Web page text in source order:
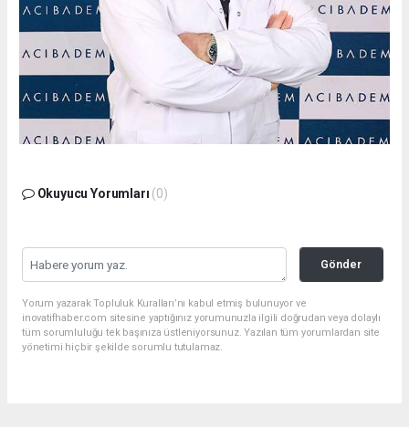
Okuyucu Yorumları (0)
Gönder
Yorum yazarak Topluluk Kuralları’nı kabul etmiş bulunuyor ve
inovatifhaber.com sitesine yaptığınız yorumunuzla ilgili doğrudan veya dolaylı
tüm sorumluluğu tek başınıza üstleniyorsunuz. Yazılan tüm yorumlardan site
yönetimi hiçbir şekilde sorumlu tutulamaz.